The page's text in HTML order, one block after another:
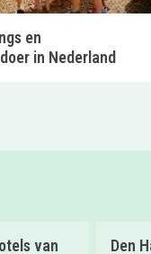
en
in Nederland
van Den